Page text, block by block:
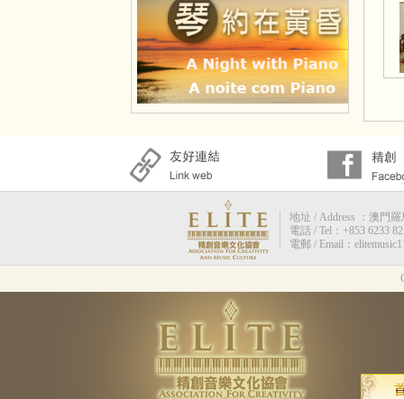
地址 / Address ：澳門
電話 / Tel：+853 6233
電郵 / Email：